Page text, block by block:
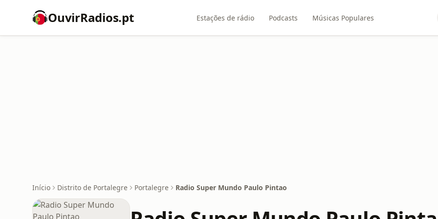
OuvirRadios.pt Estações de rádio Podcasts Músicas Populares
Início Distrito de Portalegre Portalegre Radio Super Mundo Paulo Pintao